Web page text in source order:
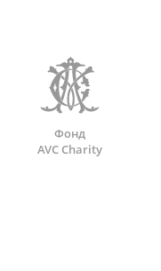
Фонд
AVC Charity